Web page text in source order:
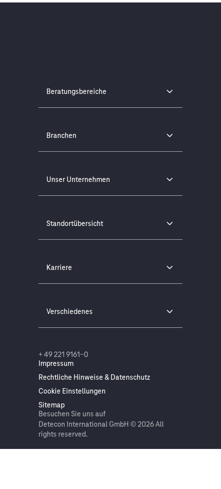
Beratungsbereiche
Branchen
Unser Unternehmen
Standortübersicht
Karriere
Verschiedenes
Detecon International GmbH © 2026 All
rights reserved.
Impressum
Rechtliche Hinweise & Datenschutz
Cookie Einstellungen
Sitemap
+ 49 221 9161-0
Besuchen Sie uns auf